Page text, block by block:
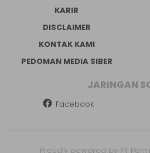
KARIR
DISCLAIMER
KONTAK KAMI
PEDOMAN MEDIA SIBER
JARINGAN
Facebook
Proudly powered by PT